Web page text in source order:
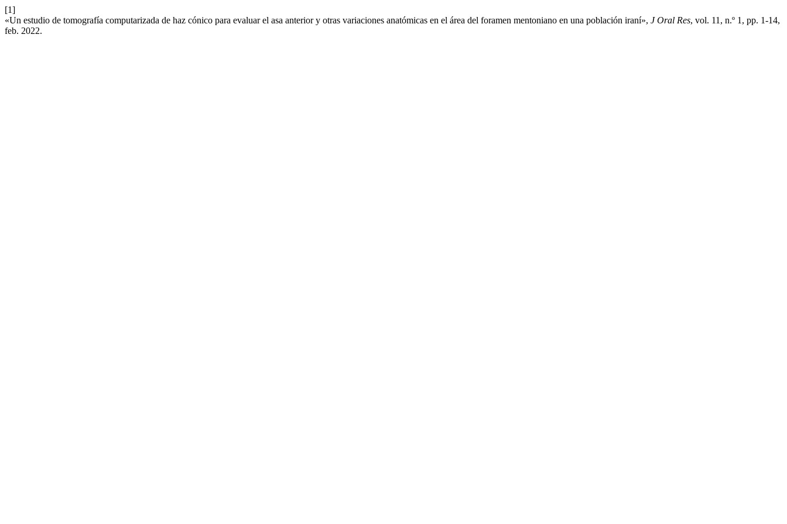
[1]
«Un estudio de tomografía computarizada de haz cónico para evaluar el asa anterior y otras variaciones anatómicas en el área del foramen mentoniano en una población iraní», J Oral Res, vol. 11, n.º 1, pp. 1-14,
feb. 2022.